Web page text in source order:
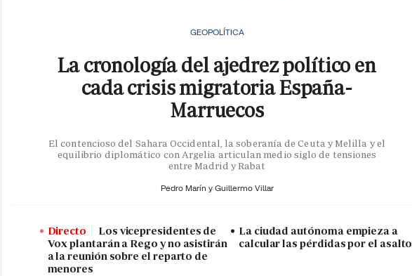
GEOPOLÍTICA
La cronología del ajedrez político en
cada crisis migratoria España-
Marruecos
El contencioso del Sahara Occidental, la soberanía de Ceuta y Melilla y el
equilibrio diplomático con Argelia articulan medio siglo de tensiones
entre Madrid y Rabat
Pedro Marín y Guillermo Villar
Directo
Los vicepresidentes de
Vox plantarán a Rego y no asistirán
a la reunión sobre el reparto de
menores
La ciudad autónoma empieza a
calcular las pérdidas por el asalto